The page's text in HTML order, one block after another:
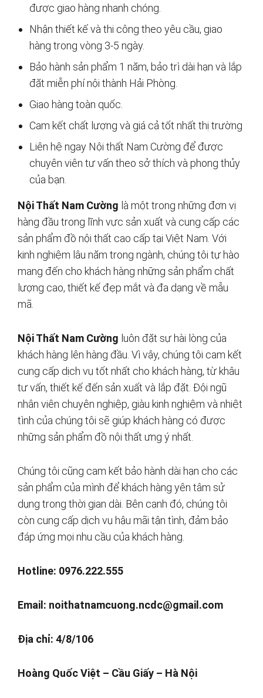
được giao hàng nhanh chóng.
Nhận thiết kế và thi công theo yêu cầu, giao
hàng trong vòng 3-5 ngày.
Bảo hành sản phẩm 1 năm, bảo trì dài hạn và lắp
đặt miễn phí nội thành Hải Phòng.
Giao hàng toàn quốc.
Cam kết chất lượng và giá cả tốt nhất thị trường
Liên hệ ngay Nội thất Nam Cường để được
chuyên viên tư vấn theo sở thích và phong thủy
của bạn.
Nội Thất Nam Cường là một trong những đơn vị
hàng đầu trong lĩnh vực sản xuất và cung cấp các
sản phẩm đồ nội thất cao cấp tại Việt Nam. Với
kinh nghiệm lâu năm trong ngành, chúng tôi tự hào
mang đến cho khách hàng những sản phẩm chất
lượng cao, thiết kế đẹp mắt và đa dạng về mẫu
mã.
Nội Thất Nam Cường luôn đặt sự hài lòng của
khách hàng lên hàng đầu. Vì vậy, chúng tôi cam kết
cung cấp dịch vụ tốt nhất cho khách hàng, từ khâu
tư vấn, thiết kế đến sản xuất và lắp đặt. Đội ngũ
nhân viên chuyên nghiệp, giàu kinh nghiệm và nhiệt
tình của chúng tôi sẽ giúp khách hàng có được
những sản phẩm đồ nội thất ưng ý nhất.
Chúng tôi cũng cam kết bảo hành dài hạn cho các
sản phẩm của mình để khách hàng yên tâm sử
dụng trong thời gian dài. Bên cạnh đó, chúng tôi
còn cung cấp dịch vụ hậu mãi tận tình, đảm bảo
đáp ứng mọi nhu cầu của khách hàng.
Hotline: 0976.222.555
Email: noithatnamcuong.ncdc@gmail.com
Địa chỉ: 4/8/106
Hoàng Quốc Việt – Cầu Giấy – Hà Nội